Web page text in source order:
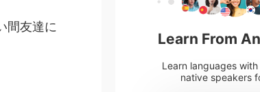
間友達に
Learn From
Learn languages
native speakers